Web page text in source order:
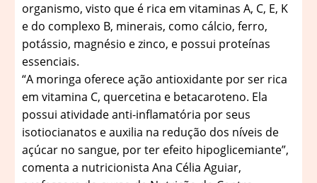
organismo, visto que é rica em vitaminas A, C, E, K
e do complexo B, minerais, como cálcio, ferro,
potássio, magnésio e zinco, e possui proteínas
essenciais.
“A moringa oferece ação antioxidante por ser rica
em vitamina C, quercetina e betacaroteno. Ela
possui atividade anti-inflamatória por seus
isotiocianatos e auxilia na redução dos níveis de
açúcar no sangue, por ter efeito hipoglicemiante”,
comenta a nutricionista Ana Célia Aguiar,